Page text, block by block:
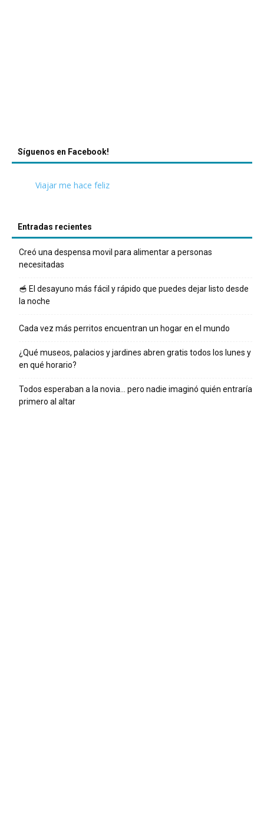
Síguenos en Facebook!
Viajar me hace feliz
Entradas recientes
Creó una despensa movil para alimentar a personas
necesitadas
🥣 El desayuno más fácil y rápido que puedes dejar listo desde
la noche
Cada vez más perritos encuentran un hogar en el mundo
¿Qué museos, palacios y jardines abren gratis todos los lunes y
en qué horario?
Todos esperaban a la novia… pero nadie imaginó quién entraría
primero al altar